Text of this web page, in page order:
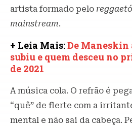
artista formado pelo
mainstream.
+ Leia Mais:De Maneskin
subiu e quem desceu no
de 2021
A música cola. O refrão é
“quê” de flerte com a
mental e não sai da cabeça.